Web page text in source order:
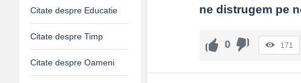
ne distrugem pe
0 171
Citate despre Educatie
Citate despre Timp
Citate despre Oameni